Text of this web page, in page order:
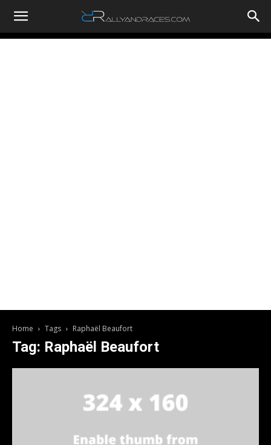
RallyandRaces.com
Home Tags Raphaël Beaufort
Tag: Raphaël Beaufort